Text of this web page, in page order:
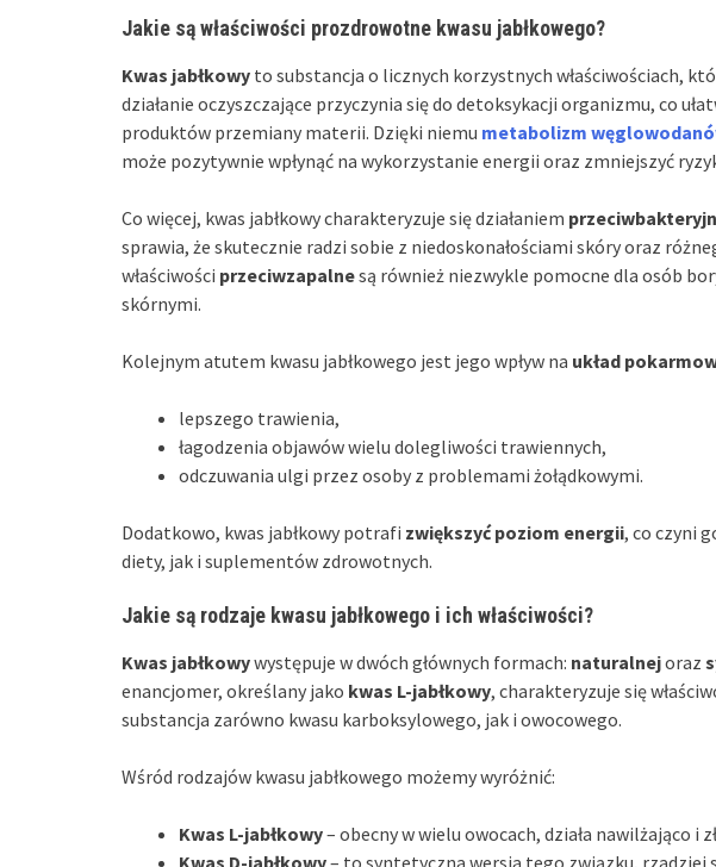
Jakie są właściwości prozdrowotne kwasu jabłkowego?
Kwas jabłkowy to substancja o licznych korzystnych właściwościach,
działanie oczyszczające przyczynia się do detoksykacji organizmu, co
produktów przemiany materii. Dzięki niemu metabolizm
może pozytywnie wpłynąć na wykorzystanie energii oraz zmniejszyć
Co więcej, kwas jabłkowy charakteryzuje się działaniem
sprawia, że skutecznie radzi sobie z niedoskonałościami skóry oraz
właściwości przeciwzapalnesą również niezwykle pomocne dla osób
skórnymi.
Kolejnym atutem kwasu jabłkowego jest jego wpływ na układ
lepszego trawienia,
łagodzenia objawów wielu dolegliwości trawiennych,
odczuwania ulgi przez osoby z problemami żołądkowymi.
Dodatkowo, kwas jabłkowy potrafi zwiększyć poziom energii, co czyni
diety, jak i suplementów zdrowotnych.
Jakie są rodzaje kwasu jabłkowego i ich właściwości?
Kwas jabłkowywystępuje w dwóch głównych formach: naturalnejoraz
enancjomer, określany jako kwas L-jabłkowy, charakteryzuje się
substancja zarówno kwasu karboksylowego, jak i owocowego.
Wśród rodzajów kwasu jabłkowego możemy wyróżnić:
Kwas L-jabłkowy– obecny w wielu owocach, działa nawilżająco i
Kwas D-jabłkowy– to syntetyczna wersja tego związku, rzadziej